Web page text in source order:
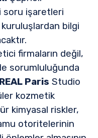
soru işaretleri
bilgi
firmaların değil,
sorumluluğunda
Paris Studio
kozmetik
kimyasal riskler,
otoritelerinin